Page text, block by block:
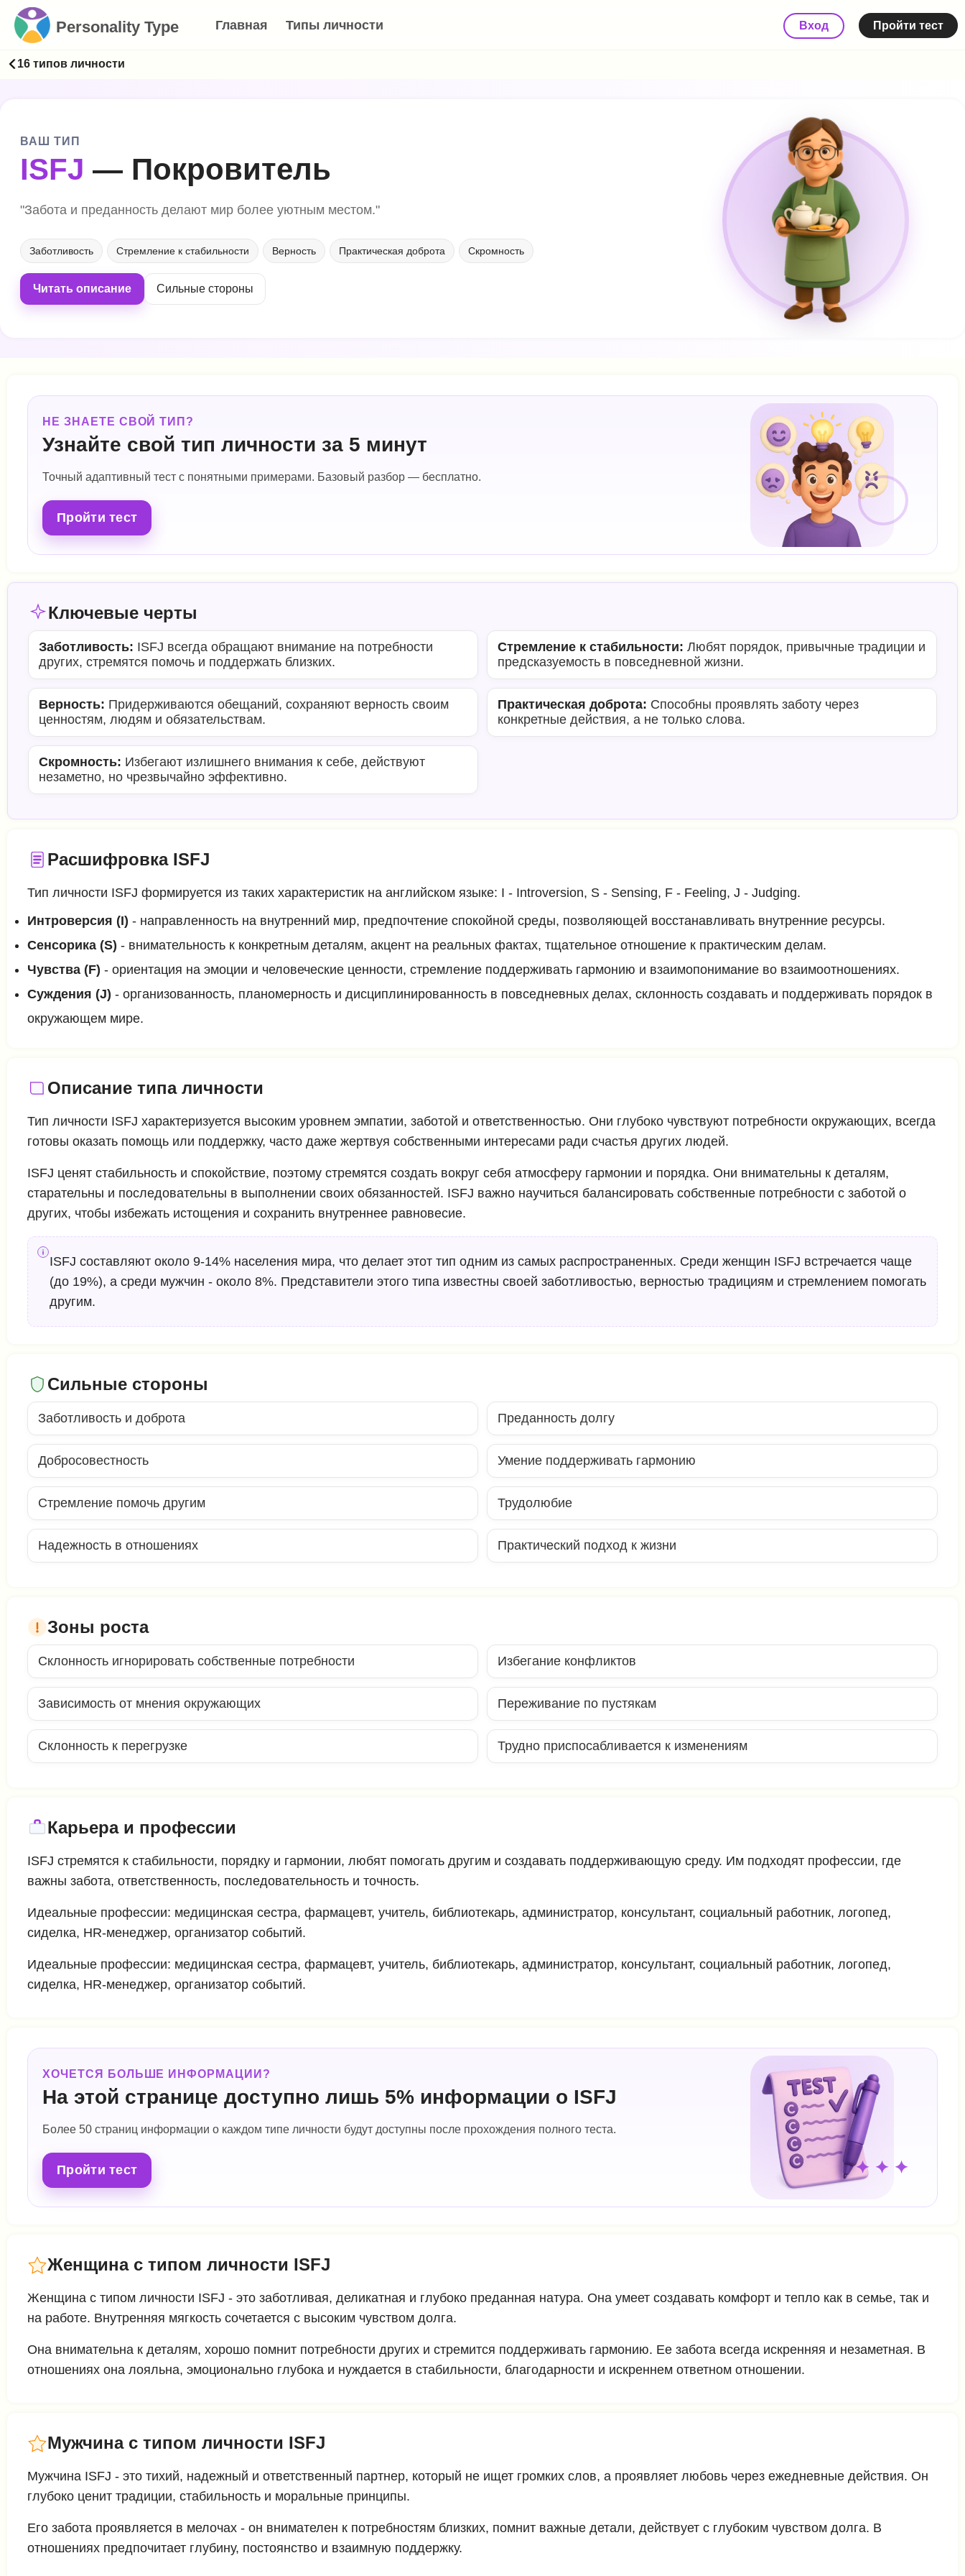
Personality Type Главная Типы личности Вход Пройти тест
16 типов личности
ВАШ ТИП
ISFJ — Покровитель
"Забота и преданность делают мир более уютным местом."
Заботливость Стремление к стабильности Верность Практическая доброта Скромность
Читать описание Сильные стороны
НЕ ЗНАЕТЕ СВОЙ ТИП?
Узнайте свой тип личности за 5 минут
Точный адаптивный тест с понятными примерами. Базовый разбор — бесплатно.
Пройти тест
Ключевые черты
Заботливость: ISFJ всегда обращают внимание на потребности
других, стремятся помочь и поддержать близких.
Стремление к стабильности: Любят порядок, привычные традиции и
предсказуемость в повседневной жизни.
Верность: Придерживаются обещаний, сохраняют верность своим
ценностям, людям и обязательствам.
Практическая доброта: Способны проявлять заботу через
конкретные действия, а не только слова.
Скромность: Избегают излишнего внимания к себе, действуют
незаметно, но чрезвычайно эффективно.
Расшифровка ISFJ
Тип личности ISFJ формируется из таких характеристик на английском языке: I - Introversion, S - Sensing, F - Feeling, J - Judging.
Интроверсия (I) - направленность на внутренний мир, предпочтение спокойной среды, позволяющей восстанавливать внутренние ресурсы.
Сенсорика (S) - внимательность к конкретным деталям, акцент на реальных фактах, тщательное отношение к практическим делам.
Чувства (F) - ориентация на эмоции и человеческие ценности, стремление поддерживать гармонию и взаимопонимание во взаимоотношениях.
Суждения (J) - организованность, планомерность и дисциплинированность в повседневных делах, склонность создавать и поддерживать порядок в
окружающем мире.
Описание типа личности
Тип личности ISFJ характеризуется высоким уровнем эмпатии, заботой и ответственностью. Они глубоко чувствуют потребности окружающих, всегда
готовы оказать помощь или поддержку, часто даже жертвуя собственными интересами ради счастья других людей.
ISFJ ценят стабильность и спокойствие, поэтому стремятся создать вокруг себя атмосферу гармонии и порядка. Они внимательны к деталям,
старательны и последовательны в выполнении своих обязанностей. ISFJ важно научиться балансировать собственные потребности с заботой о
других, чтобы избежать истощения и сохранить внутреннее равновесие.
ISFJ составляют около 9-14% населения мира, что делает этот тип одним из самых распространенных. Среди женщин ISFJ встречается чаще
(до 19%), а среди мужчин - около 8%. Представители этого типа известны своей заботливостью, верностью традициям и стремлением помогать
другим.
Сильные стороны
Заботливость и доброта Преданность долгу
Добросовестность Умение поддерживать гармонию
Стремление помочь другим Трудолюбие
Надежность в отношениях Практический подход к жизни
Зоны роста
Склонность игнорировать собственные потребности Избегание конфликтов
Зависимость от мнения окружающих Переживание по пустякам
Склонность к перегрузке Трудно приспосабливается к изменениям
Карьера и профессии
ISFJ стремятся к стабильности, порядку и гармонии, любят помогать другим и создавать поддерживающую среду. Им подходят профессии, где
важны забота, ответственность, последовательность и точность.
Идеальные профессии: медицинская сестра, фармацевт, учитель, библиотекарь, администратор, консультант, социальный работник, логопед,
сиделка, HR-менеджер, организатор событий.
Идеальные профессии: медицинская сестра, фармацевт, учитель, библиотекарь, администратор, консультант, социальный работник, логопед,
сиделка, HR-менеджер, организатор событий.
ХОЧЕТСЯ БОЛЬШЕ ИНФОРМАЦИИ?
На этой странице доступно лишь 5% информации о ISFJ
Более 50 страниц информации о каждом типе личности будут доступны после прохождения полного теста.
Пройти тест ✦ ✦ ✦
Женщина с типом личности ISFJ
Женщина с типом личности ISFJ - это заботливая, деликатная и глубоко преданная натура. Она умеет создавать комфорт и тепло как в семье, так и
на работе. Внутренняя мягкость сочетается с высоким чувством долга.
Она внимательна к деталям, хорошо помнит потребности других и стремится поддерживать гармонию. Ее забота всегда искренняя и незаметная. В
отношениях она лояльна, эмоционально глубока и нуждается в стабильности, благодарности и искреннем ответном отношении.
Мужчина с типом личности ISFJ
Мужчина ISFJ - это тихий, надежный и ответственный партнер, который не ищет громких слов, а проявляет любовь через ежедневные действия. Он
глубоко ценит традиции, стабильность и моральные принципы.
Его забота проявляется в мелочах - он внимателен к потребностям близких, помнит важные детали, действует с глубоким чувством долга. В
отношениях предпочитает глубину, постоянство и взаимную поддержку.